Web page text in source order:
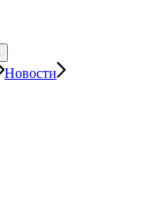
Новости